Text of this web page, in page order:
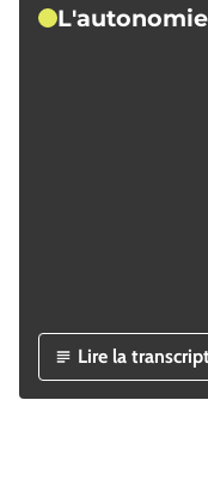
Lire la